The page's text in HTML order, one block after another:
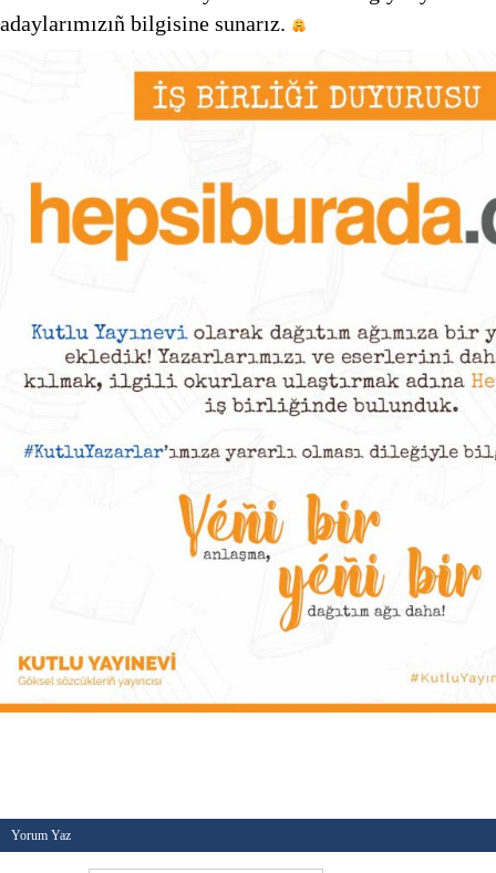
adaylarımızıñ bilgisine sunarız.
Yorum Yaz